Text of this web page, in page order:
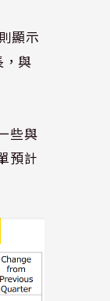
顯示
，與
些與
預計